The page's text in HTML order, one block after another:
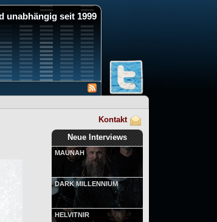
unabhängig seit 1999
Kontakt
Neue Interviews
MAUNAH
DARK MILLENNIUM
HELVITNIR